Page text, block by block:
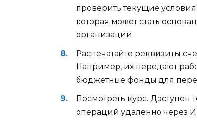
проверить текущие
которая может стать
организации.
Распечатайте реквизиты
Например, их передают
бюджетные фонды для
Посмотреть курс. Доступен
операций удаленно через